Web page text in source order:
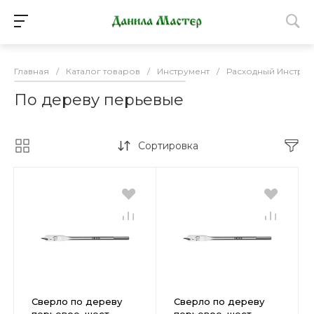
Главная / Каталог товаров / Инструмент / Расходный
По дереву перьевые
Сортировка
Сверло по дереву
Сверло по дереву